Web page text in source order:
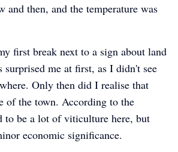
and then, and the temperature was
first break next to a sign about land
me at first, as I didn't see
Only then did I realise that
of the town. According to the
to be a lot of viticulture here, but
economic significance.